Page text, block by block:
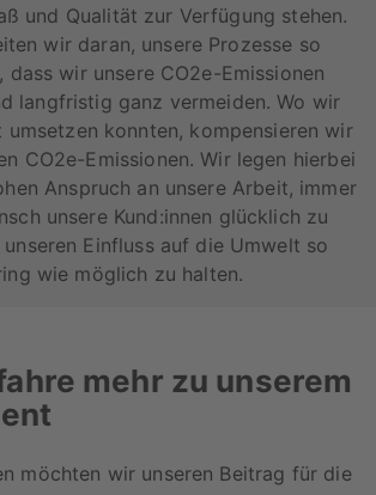
und Qualität zur Verfügung stehen.
wir daran, unsere Prozesse so
dass wir unsere CO2e-Emissionen
langfristig ganz vermeiden. Wo wir
umsetzen konnten, kompensieren wir
CO2e-Emissionen. Wir legen hierbei
Anspruch an unsere Arbeit, immer
unsere Kund:innen glücklich zu
unseren Einfluss auf die Umwelt so
wie möglich zu halten.
mehr zu unserem
möchten wir unseren Beitrag für die